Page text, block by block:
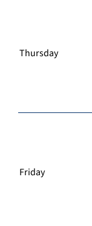
Thursday
Friday